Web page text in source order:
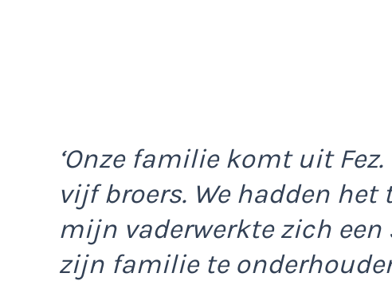
‘Onze familie komt uit
vijf broers. We hadden
mijn vaderwerkte zich
zijn familie te